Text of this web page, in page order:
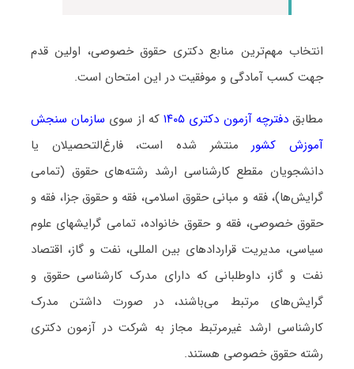
انتخاب مهم‌ترین منابع دکتری حقوق خصوصی، اولین قدم
جهت کسب آمادگی و موفقیت در این امتحان است.
مطابقدفترچه آزمون دکتری ۱۴۰۵ که از سوی سازمان سنجش
آموزش کشورمنتشر شده است، فارغ‌التحصیلان یا
دانشجویان مقطع کارشناسی ارشد رشته‌های حقوق (تمامی
گرایش­‌ها)، فقه و مبانی حقوق اسلامی، فقه و حقوق جزا، فقه و
حقوق خصوصی، فقه و حقوق خانواده، تمامی گرایشهای علوم
سیاسی، مدیریت قراردادهای بین المللی، نفت و گاز، اقتصاد
نفت و گاز، داوطلبانی که دارای مدرک کارشناسی حقوق و
گرایش‌های مرتبط می‌باشند، در صورت داشتن مدرک
کارشناسی ارشد غیرمرتبط مجاز به شرکت در آزمون دکتری
رشته حقوق خصوصی هستند.